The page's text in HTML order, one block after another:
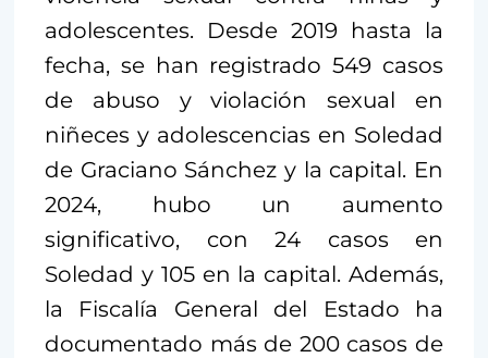
adolescentes. Desde 2019 hasta la
fecha, se han registrado 549 casos
de abuso y violación sexual en
niñeces y adolescencias en Soledad
de Graciano Sánchez y la capital. En
2024, hubo un aumento
significativo, con 24 casos en
Soledad y 105 en la capital. Además,
la Fiscalía General del Estado ha
documentado más de 200 casos de